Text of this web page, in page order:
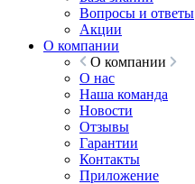
Вопросы и ответы
Акции
О компании
О компании
О нас
Наша команда
Новости
Отзывы
Гарантии
Контакты
Приложение